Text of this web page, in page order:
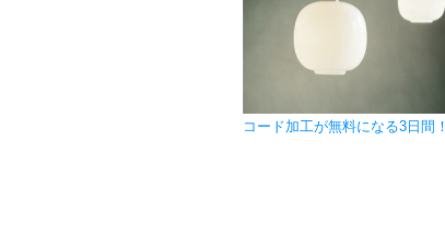
コード加工が無料になる3日間！